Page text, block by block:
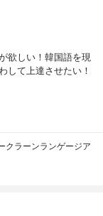
欲しい！韓国語を現
して上達させたい！
クラーンランゲージア